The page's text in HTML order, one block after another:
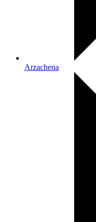
Arzachena